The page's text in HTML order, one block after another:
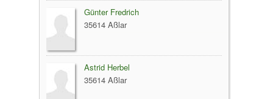
Günter Fredrich
35614 Aßlar
Astrid Herbel
35614 Aßlar